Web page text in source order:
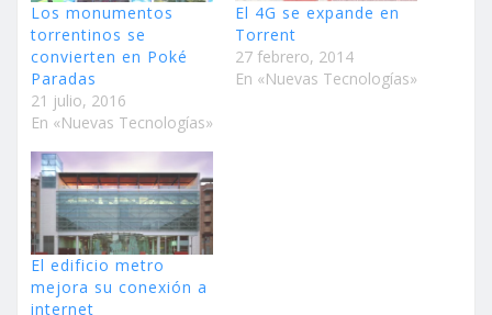
Los monumentos
torrentinos se
convierten en Poké
Paradas
21 julio, 2016
En «Nuevas Tecnologías»
El 4G se expande en
Torrent
27 febrero, 2014
En «Nuevas Tecnologías»
El edificio metro
mejora su conexión a
internet